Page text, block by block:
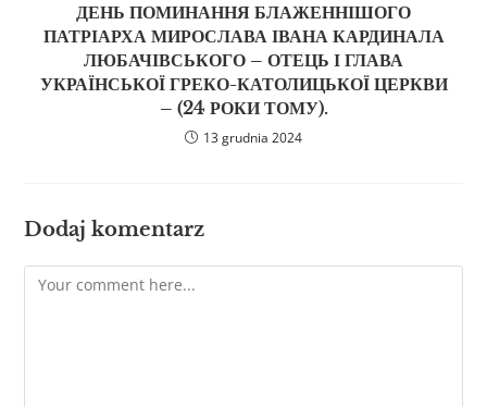
ДЕНЬ ПОМИНАННЯ БЛАЖЕННІШОГО
ПАТРІАРХА МИРОСЛАВА ІВАНА КАРДИНАЛА
ЛЮБАЧІВСЬКОГО – ОТЕЦЬ І ГЛАВА
УКРАЇНСЬКОЇ ГРЕКО-КАТОЛИЦЬКОЇ ЦЕРКВИ
– (24 РОКИ ТОМУ).
13 grudnia 2024
Dodaj komentarz